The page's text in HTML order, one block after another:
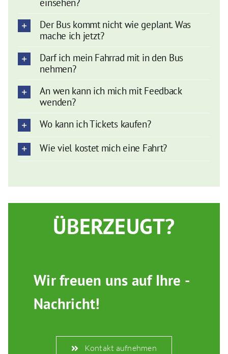
Der Bus kommt nicht wie geplant. Was
mache ich jetzt?
Darf ich mein Fahrrad mit in den Bus
nehmen?
An wen kann ich mich mit Feedback
wenden?
Wo kann ich Tickets kaufen?
Wie viel kostet mich eine Fahrt?
ÜBERZEUGT?
Wir­­ freuen­ uns­ auf­ ­Ihre ­
Nachricht!
Kontakt aufnehmen